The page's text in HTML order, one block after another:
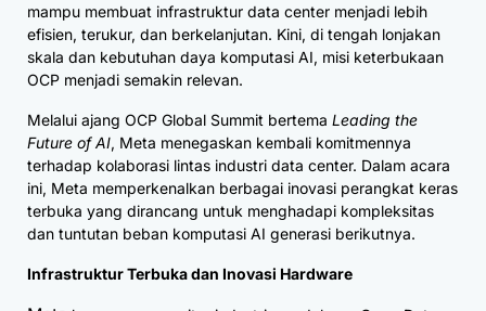
mampu membuat infrastruktur data center menjadi lebih
efisien, terukur, dan berkelanjutan. Kini, di tengah lonjakan
skala dan kebutuhan daya komputasi AI, misi keterbukaan
OCP menjadi semakin relevan.
Melalui ajang OCP Global Summit bertema Leading the
Future of AI, Meta menegaskan kembali komitmennya
terhadap kolaborasi lintas industri data center. Dalam acara
ini, Meta memperkenalkan berbagai inovasi perangkat keras
terbuka yang dirancang untuk menghadapi kompleksitas
dan tuntutan beban komputasi AI generasi berikutnya.
Infrastruktur Terbuka dan Inovasi Hardware